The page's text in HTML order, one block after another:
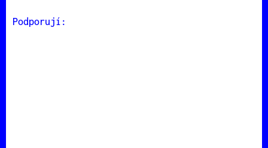
Podporují: